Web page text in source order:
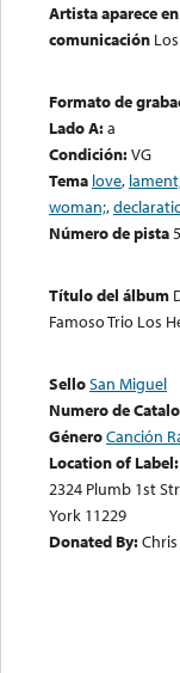
Artista aparece
comunicación
Formato de
Lado A:a
Condición:VG
Tema love,
woman;,
Número de pista5
Título del álbum
Famoso Trio Los
SelloSan Miguel
Numero de
GéneroCanción
Location of Label:
2324 Plumb 1st
York 11229
Donated By: